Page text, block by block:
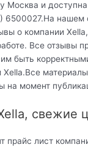
Москва и
6500027.На нашем
о компании
Все отзывы
быть
Xella.Все
на момент
свежие
прайс лист